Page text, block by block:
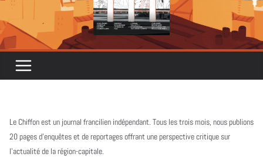
Le Chiffon est un journal francilien indépendant. Tous les trois mois, nous publions
20 pages d’enquêtes et de reportages offrant une perspective critique sur
l’actualité de la région-capitale.